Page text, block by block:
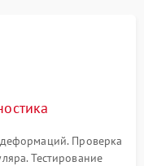
Проверка
Тестирование